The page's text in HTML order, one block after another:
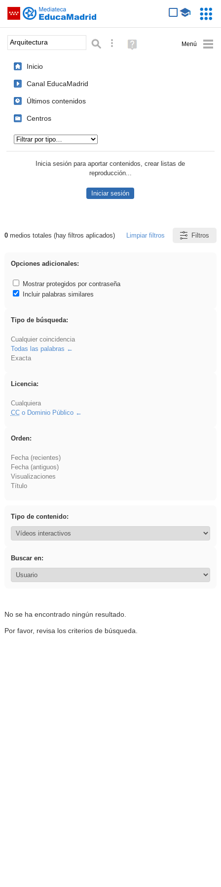
Saltar navegación
Palabra o frase: Búsqueda avanzada
Ayuda
(en
Inicio
Canal EducaMadrid
Últimos contenidos
Centros
Inicia sesión para aportar contenidos, crear listas de
reproducción...
Iniciar sesión
Resultados de: Arquitectura
0medios totales (hay filtros aplicados) Limpiar filtros Filtros
Opciones adicionales:
Mostrar protegidos por contraseña
Incluir palabras similares
Tipo de búsqueda:
Cualquier coincidencia
Todas las palabras
Exacta
Licencia:
Cualquiera
CCo Dominio Público
Orden:
Fecha (recientes)
Fecha (antiguos)
Visualizaciones
Título
Tipo de contenido:
Buscar en:
No se ha encontrado ningún resultado.
Por favor, revisa los criterios de búsqueda.